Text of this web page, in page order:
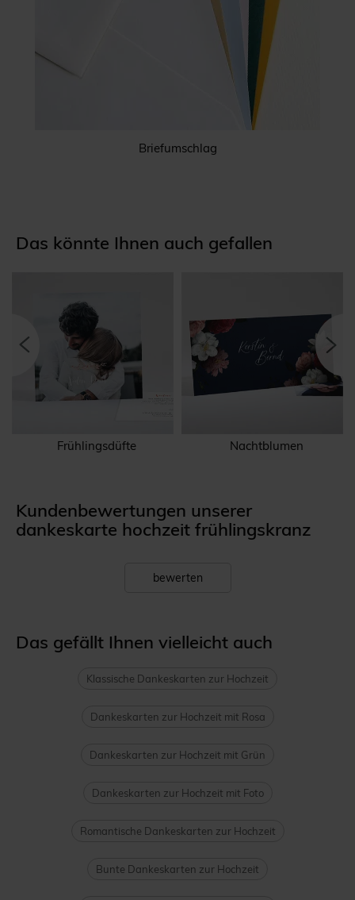
Briefumschlag
Das könnte Ihnen auch gefallen
Frühlingsdüfte Nachtblumen
Kundenbewertungen unserer
dankeskarte hochzeit frühlingskranz
bewerten
Das gefällt Ihnen vielleicht auch
Klassische Dankeskarten zur Hochzeit
Dankeskarten zur Hochzeit mit Rosa
Dankeskarten zur Hochzeit mit Grün
Dankeskarten zur Hochzeit mit Foto
Romantische Dankeskarten zur Hochzeit
Bunte Dankeskarten zur Hochzeit